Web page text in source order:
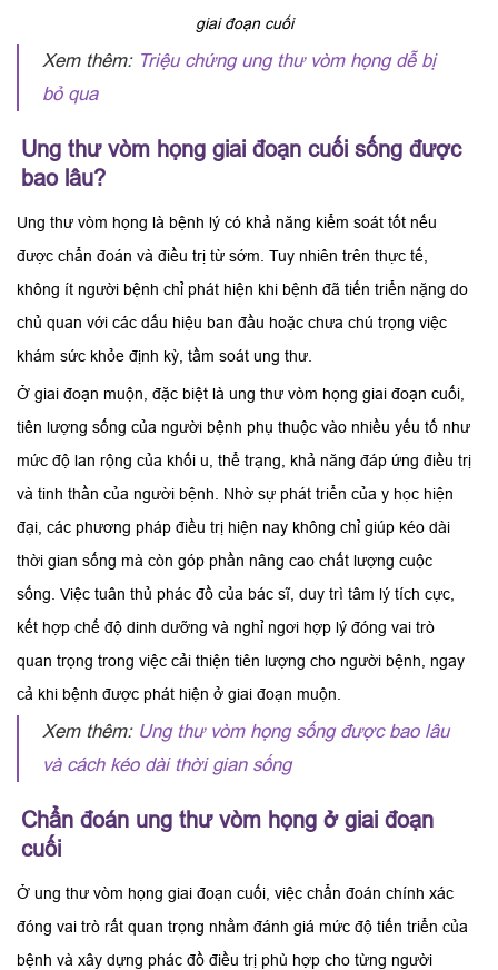
giai đoạn cuối
Xem thêm: Triệu chứng ung thư vòm họng dễ bị
bỏ qua
Ung thư vòm họng giai đoạn cuối sống được
bao lâu?
Ung thư vòm họng là bệnh lý có khả năng kiểm soát tốt nếu
được chẩn đoán và điều trị từ sớm. Tuy nhiên trên thực tế,
không ít người bệnh chỉ phát hiện khi bệnh đã tiến triển nặng do
chủ quan với các dấu hiệu ban đầu hoặc chưa chú trọng việc
khám sức khỏe định kỳ, tầm soát ung thư.
Ở giai đoạn muộn, đặc biệt là ung thư vòm họng giai đoạn cuối,
tiên lượng sống của người bệnh phụ thuộc vào nhiều yếu tố như
mức độ lan rộng của khối u, thể trạng, khả năng đáp ứng điều trị
và tinh thần của người bệnh. Nhờ sự phát triển của y học hiện
đại, các phương pháp điều trị hiện nay không chỉ giúp kéo dài
thời gian sống mà còn góp phần nâng cao chất lượng cuộc
sống. Việc tuân thủ phác đồ của bác sĩ, duy trì tâm lý tích cực,
kết hợp chế độ dinh dưỡng và nghỉ ngơi hợp lý đóng vai trò
quan trọng trong việc cải thiện tiên lượng cho người bệnh, ngay
cả khi bệnh được phát hiện ở giai đoạn muộn.
Xem thêm: Ung thư vòm họng sống được bao lâu
và cách kéo dài thời gian sống
Chẩn đoán ung thư vòm họng ở giai đoạn
cuối
Ở ung thư vòm họng giai đoạn cuối, việc chẩn đoán chính xác
đóng vai trò rất quan trọng nhằm đánh giá mức độ tiến triển của
bệnh và xây dựng phác đồ điều trị phù hợp cho từng người